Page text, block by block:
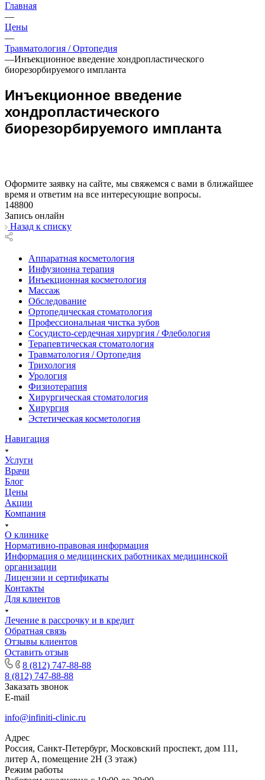
Главная
—
Цены
—
Травматология / Ортопедия
—Инъекционное введение хондропластического
биорезорбируемого импланта
Инъекционное введение
хондропластического
биорезорбируемого импланта
Оформите заявку на сайте, мы свяжемся с вами в ближайшее
время и ответим на все интересующие вопросы.
148800
Запись онлайн
Назад к списку
Аппаратная косметология
Инфузионна терапия
Инъекционная косметология
Массаж
Обследование
Ортопедическая стоматология
Профессиональная чистка зубов
Сосудисто-сердечная хирургия / Флебология
Терапевтическая стоматология
Травматология / Ортопедия
Трихология
Урология
Физиотерапия
Хирургическая стоматология
Хирургия
Эстетическая косметология
Навигация
Услуги
Врачи
Блог
Цены
Акции
Компания
О клинике
Нормативно-правовая информация
Информация о медицинских работниках медицинской
организации
Лицензии и сертификаты
Контакты
Для клиентов
Лечение в рассрочку и в кредит
Обратная связь
Отзывы клиентов
Оставить отзыв
8 (812) 747-88-88
8 (812) 747-88-88
Заказать звонок
E-mail
info@infiniti-clinic.ru
Адрес
Россия, Санкт-Петербург, Московский проспект, дом 111,
литер А, помещение 2Н (3 этаж)
Режим работы